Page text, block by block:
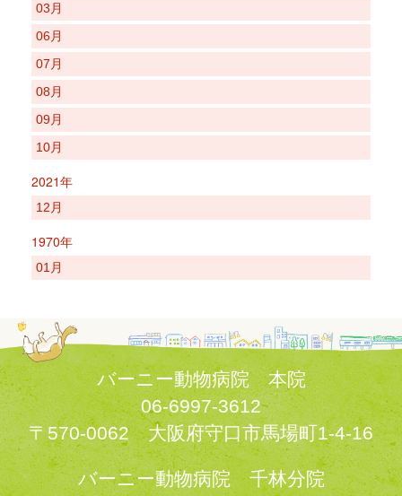
03月
06月
07月
08月
09月
10月
2021年
12月
1970年
01月
バーニー動物病院 本院
06-6997-3612
〒570-0062 大阪府守口市馬場町1-4-16
バーニー動物病院 千林分院